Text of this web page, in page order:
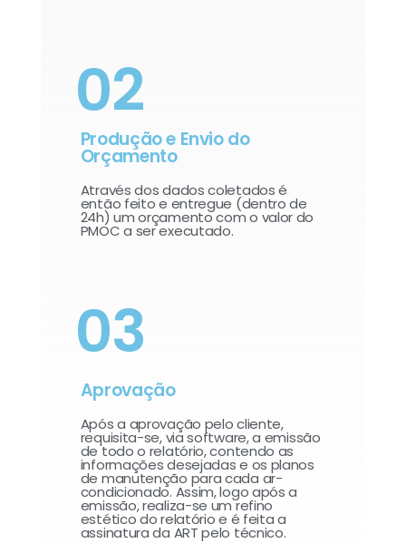
02
Produção e Envio do
Orçamento
Através dos dados coletados é
então feito e entregue (dentro de
24h) um orçamento com o valor do
PMOC a ser executado.
03
Aprovação
Após a aprovação pelo cliente,
requisita-se, via software, a emissão
de todo o relatório, contendo as
informações desejadas e os planos
de manutenção para cada ar-
condicionado. Assim, logo após a
emissão, realiza-se um refino
estético do relatório e é feita a
assinatura da ART pelo técnico.